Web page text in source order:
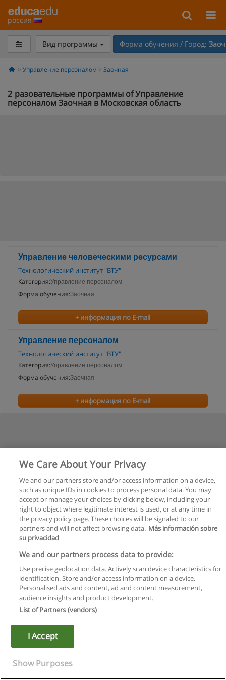
россия
Вид программы Форма обучения / Город:
Управление персоналом Заочная
2 разовательные программы of Управление
персоналом Заочная в Московская область
Управление человеческими ресурсами
Технологический институт "ВТУ"
Категория:Управление персоналом
Форма обучения:Заочная
+ информация по E-mail
Управление персоналом
Технологический институт "ВТУ"
Категория:Управление персоналом
Форма обучения:Заочная
+ информация по E-mail
Правила пользования
Конфиденциальность информации
Copyright © Educaedu Business S.L. - CIF : B-95610580: -
We Care About Your Privacy
We and our partners store and/or access information on a device,
such as unique IDs in cookies to process personal data. You may
accept or manage your choices by clicking below, including your
right to object where legitimate interest is used, or at any time in
the privacy policy page. These choices will be signaled to our
partners and will not affect browsing data. Más información sobre
su privacidad
We and our partners process data to provide:
Use precise geolocation data. Actively scan device characteristics for
identification. Store and/or access information on a device.
Personalised ads and content, ad and content measurement,
audience insights and product development.
List of Partners (vendors)
I Accept
Show Purposes